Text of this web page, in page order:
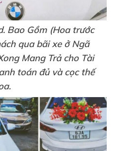
Bao Gồm (Hoa trước
qua bãi xe ở Ngã
Mang Trả cho Tài
toán đủ và cọc thế